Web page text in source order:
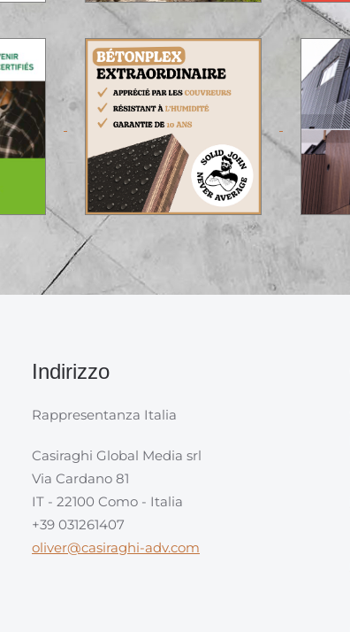
Indirizzo
Rappresentanza Italia
Casiraghi Global Media srl
Via Cardano 81
IT - 22100 Como - Italia
+39 031261407
oliver@casiraghi-adv.com